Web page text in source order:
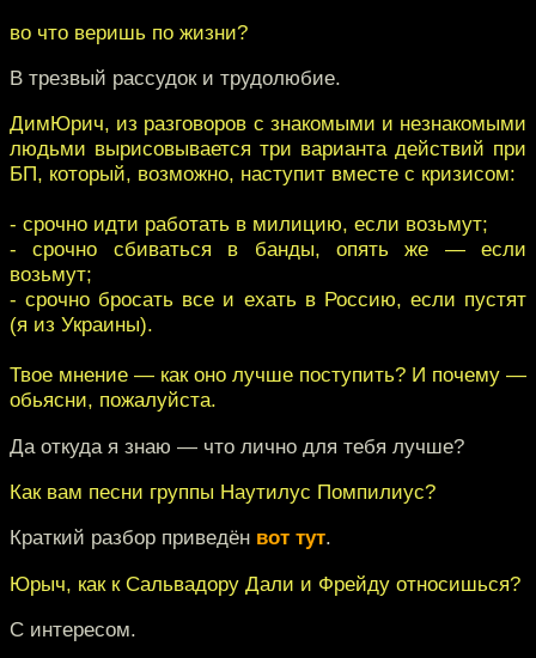
во что веришь по жизни?
В трезвый рассудок и трудолюбие.
ДимЮрич, из разговоров с знакомыми и незнакомыми
людьми вырисовывается три варианта действий при
БП, который, возможно, наступит вместе с кризисом:
- срочно идти работать в милицию, если возьмут;
- срочно сбиваться в банды, опять же — если
возьмут;
- срочно бросать все и ехать в Россию, если пустят
(я из Украины).
Твое мнение — как оно лучше поступить? И почему —
обьясни, пожалуйста.
Да откуда я знаю — что лично для тебя лучше?
Как вам песни группы Наутилус Помпилиус?
Краткий разбор приведён вот тут.
Юрыч, как к Сальвадору Дали и Фрейду относишься?
С интересом.